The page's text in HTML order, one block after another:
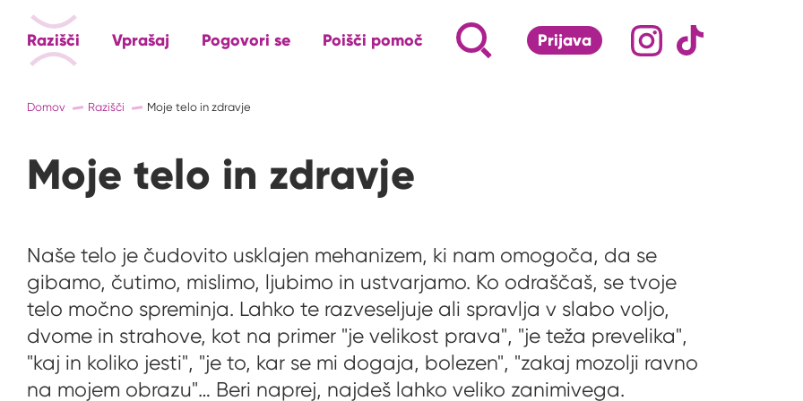
Razišči Vprašaj Pogovori se Poišči pomoč
Iskalnik za iskanje po strani
Napiši, kaj te zanima ...
S klikom na lupo odpri iskalnik
Prijava
Družabna omrežja
Domov Razišči Moje telo in zdravje
Moje telo in zdravje
Naše telo je čudovito usklajen mehanizem, ki nam omogoča, da se
gibamo, čutimo, mislimo, ljubimo in ustvarjamo. Ko odraščaš, se tvoje
telo močno spreminja. Lahko te razveseljuje ali spravlja v slabo voljo,
dvome in strahove, kot na primer "je velikost prava", "je teža prevelika",
"kaj in koliko jesti", "je to, kar se mi dogaja, bolezen", "zakaj mozolji ravno
na mojem obrazu"… Beri naprej, najdeš lahko veliko zanimivega.